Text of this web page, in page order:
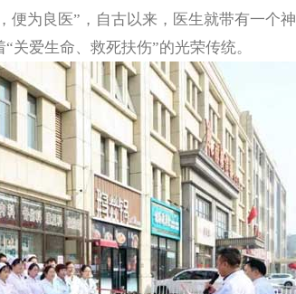
便为良医”，自古以来，医生就带有一个神
爱生命、救死扶伤”的光荣传统。